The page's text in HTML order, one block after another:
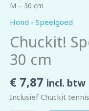
M – 30 cm
Hond - Speelgoed
Chuckit!
30 cm
€ 7,87 incl. btw
Inclusief Chuckit